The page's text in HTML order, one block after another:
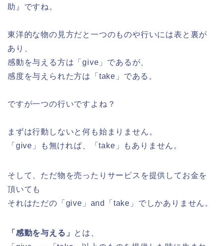
助』ですね。
東洋的な物の見方だと一つのものや行いには表と裏が
あり、
感動を与える方は「give」であるが、
感度を与えられた方は「take」である。
ですが一つの行いですよね？
まずは行動しないと何も始まりません。
「give」も無ければ、「take」もありません。
そして、ただ物を売ったりサービスを提供してお金を
頂いても
それはただの「give」and「take」でしかありません。
「感動を与える」 とは、